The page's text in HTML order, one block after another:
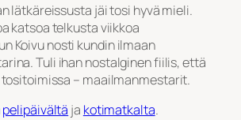
lätkäreissusta jäi tosi hyvä mieli.
katsoa telkusta viikkoa
Koivu nosti kundin ilmaan
Tuli ihan nostalginen fiilis, että
– maailmanmestarit.
pelipäivältä ja kotimatkalta.